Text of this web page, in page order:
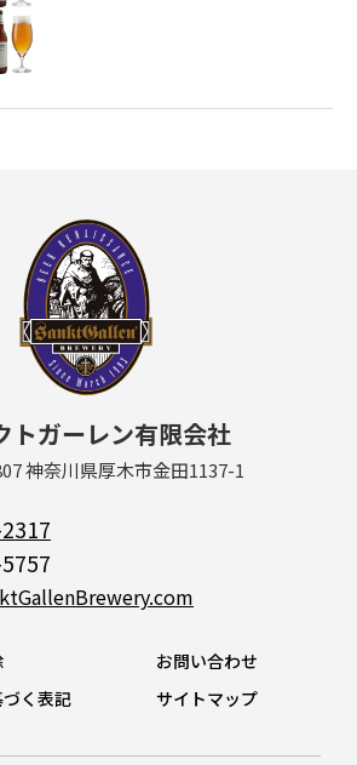
トガーレン有限会社
神奈川県厚木市金田1137-1
お問い合わせ
く表記
サイトマップ